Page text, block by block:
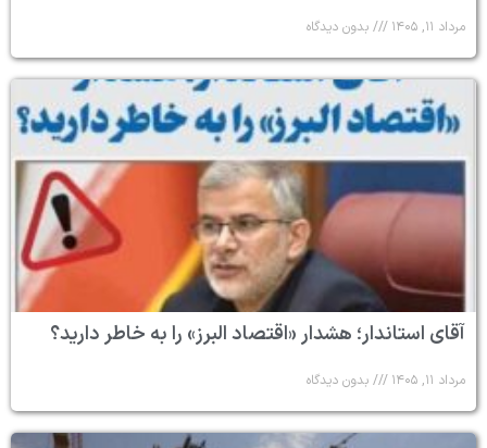
مرداد ۱۱, ۱۴۰۵ بدون دیدگاه
آقای استاندار؛ هشدار «اقتصاد البرز» را به خاطر دارید؟
مرداد ۱۱, ۱۴۰۵ بدون دیدگاه